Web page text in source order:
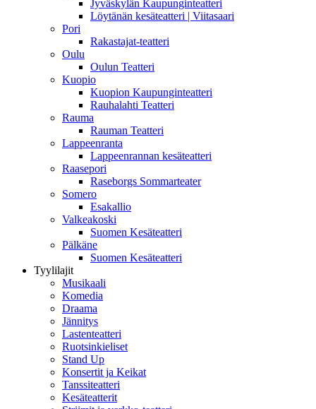
Jyväskylän Kaupunginteatteri
Löytänän kesäteatteri | Viitasaari
Pori
Rakastajat-teatteri
Oulu
Oulun Teatteri
Kuopio
Kuopion Kaupunginteatteri
Rauhalahti Teatteri
Rauma
Rauman Teatteri
Lappeenranta
Lappeenrannan kesäteatteri
Raasepori
Raseborgs Sommarteater
Somero
Esakallio
Valkeakoski
Suomen Kesäteatteri
Pälkäne
Suomen Kesäteatteri
Tyylilajit
Musikaali
Komedia
Draama
Jännitys
Lastenteatteri
Ruotsinkieliset
Stand Up
Konsertit ja Keikat
Tanssiteatteri
Kesäteatterit